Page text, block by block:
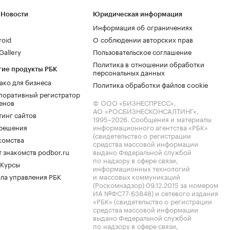
продукты РБК
для бизнеса
регистратор
сайтов
знакомств podbor.ru
управления РБК
Юридическая информация
Информация об ограничениях
О соблюдении авторских прав
Пользовательское соглашение
Политика в отношении обработки
персональных данных
Политика обработки файлов cookie
© ООО «БИЗНЕСПРЕСС»,
АО «РОСБИЗНЕСКОНСАЛТИНГ»,
1995–2026. Сообщения и материалы
информационного агентства «РБК»
(свидетельство о регистрации
средства массовой информации
выдано Федеральной службой
по надзору в сфере связи,
информационных технологий
и массовых коммуникаций
(Роскомнадзор) 09.12.2015 за номером
ИА №ФС77-63848) и сетевого издания
«РБК» (свидетельство о регистрации
средства массовой информации
выдано Федеральной службой
по надзору в сфере связи,